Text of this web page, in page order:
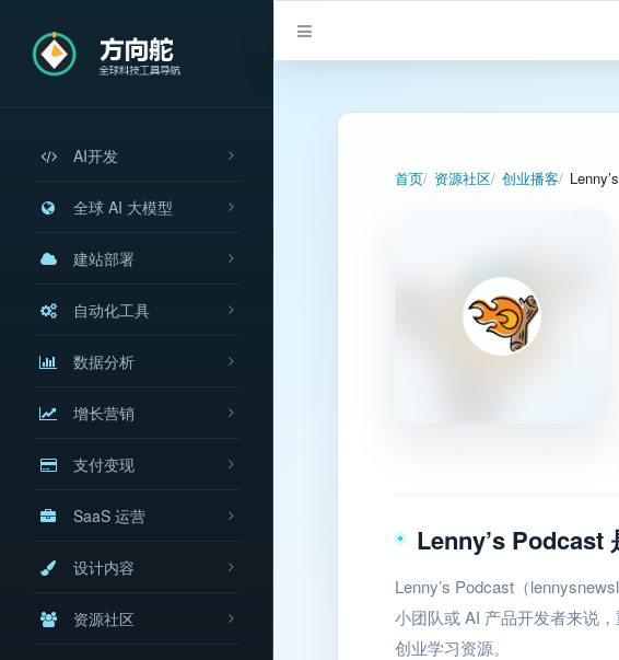
AI开发
全球 AI 大模型
建站部署
自动化工具
数据分析
增长营销
支付变现
SaaS 运营
设计内容
资源社区
首页 资源社区 创业播客
Lenny’s Podcast
Lenny’s Podcast（
小团队或 AI 产品开发者来说
创业学习资源。